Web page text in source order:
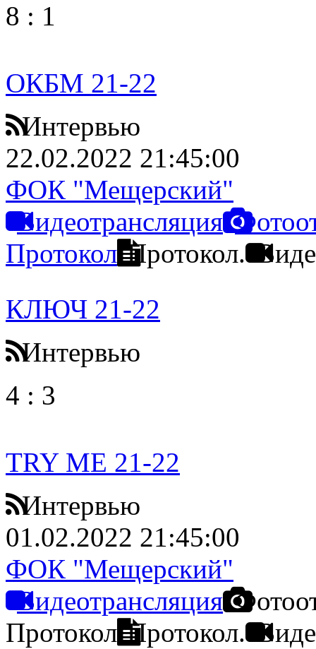
8 : 1
ОКБМ 21-22
Интервью
22.02.2022 21:45:00
ФОК "Мещерский"
Видеотрансляция
Протокол Протокол.
КЛЮЧ 21-22
Интервью
4 : 3
TRY ME 21-22
Интервью
01.02.2022 21:45:00
ФОК "Мещерский"
Видеотрансляция
Протокол Протокол.